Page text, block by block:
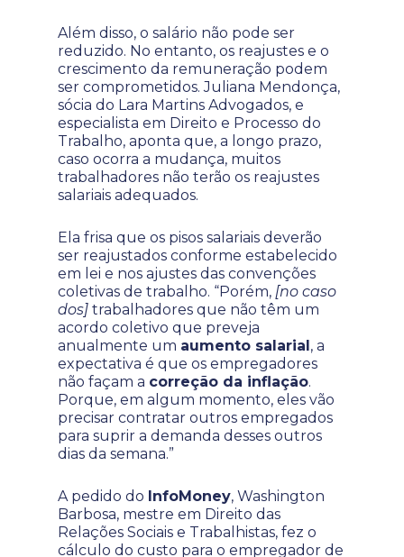
Além disso, o salário não pode ser
reduzido. No entanto, os reajustes e o
crescimento da remuneração podem
ser comprometidos. Juliana Mendonça,
sócia do Lara Martins Advogados, e
especialista em Direito e Processo do
Trabalho, aponta que, a longo prazo,
caso ocorra a mudança, muitos
trabalhadores não terão os reajustes
salariais adequados.
Ela frisa que os pisos salariais deverão
ser reajustados conforme estabelecido
em lei e nos ajustes das convenções
coletivas de trabalho. “Porém, [no caso
dos] trabalhadores que não têm um
acordo coletivo que preveja
anualmente um aumento salarial, a
expectativa é que os empregadores
não façam a correção da inflação.
Porque, em algum momento, eles vão
precisar contratar outros empregados
para suprir a demanda desses outros
dias da semana.”
A pedido do InfoMoney, Washington
Barbosa, mestre em Direito das
Relações Sociais e Trabalhistas, fez o
cálculo do custo para o empregador de